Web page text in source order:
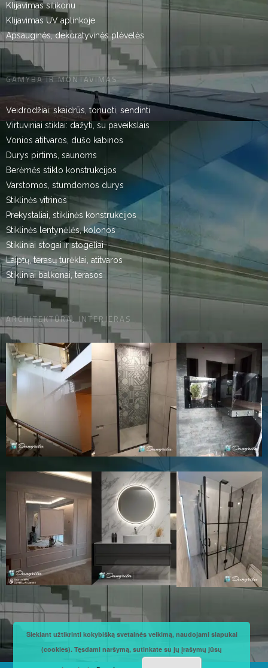
Klijavimas silikonu
Klijavimas UV aplinkoje
Apsauginės, dekoratyvinės plėvelės
GAMYBA IR MONTAVIMAS
Veidrodžiai: skaidrūs, tonuoti, sendinti
Virtuviniai stiklai: dažyti, su paveikslais
Vonios atitvaros, dušo kabinos
Durys pirtims, saunoms
Berėmės stiklo konstrukcijos
Varstomos, stumdomos durys
Stiklinės vitrinos
Prekystaliai, stiklinės konstrukcijos
Stiklinės lentynėlės, kolonos
Stikliniai stogai ir stogeliai
Laiptų, terasų turėklai, atitvaros
Stikliniai balkonai, terasos
ARCHITEKTŪRA, INTERJERAS
Siekiant užtikrinti kokybišką svetainės veikimą, naudojami slapukai
(cookies). Tęsdami naršymą, sutinkate su jų įrašymų jūsų